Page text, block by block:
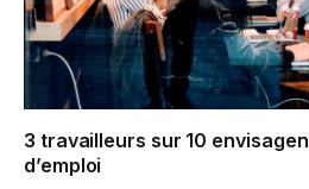
3 travailleurs sur 10
d’emploi